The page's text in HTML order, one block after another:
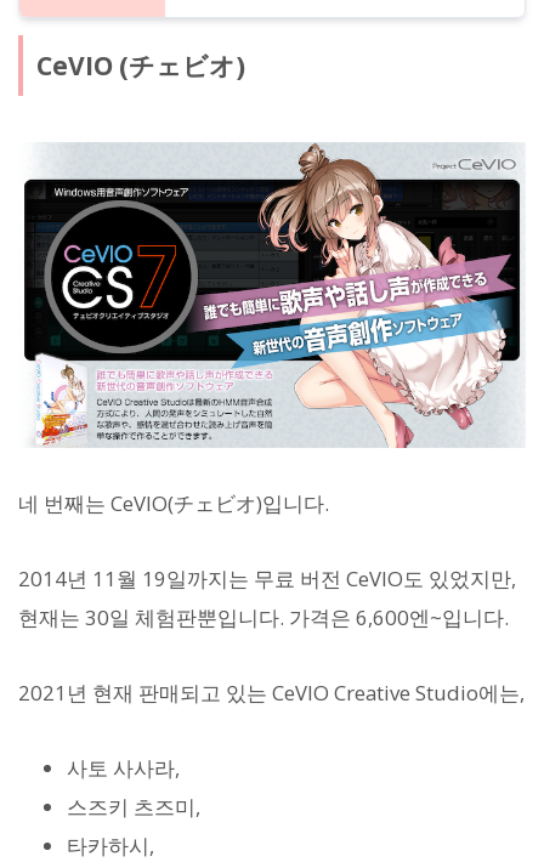
CeVIO (チェビオ)
네 번째는 CeVIO(チェビオ)입니다.
2014년 11월 19일까지는 무료 버전 CeVIO도 있었지만,
현재는 30일 체험판뿐입니다. 가격은 6,600엔~입니다.
2021년 현재 판매되고 있는 CeVIO Creative Studio에는,
사토 사사라,
스즈키 츠즈미,
타카하시,